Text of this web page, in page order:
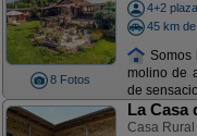
8 Fotos
4+2
45 km
Somos
molino de
de
La Casa
Casa Rural